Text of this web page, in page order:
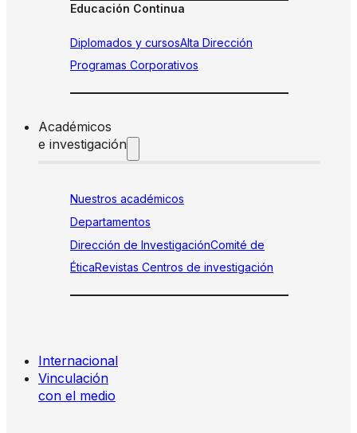
Educación Continua
Diplomados y cursosAlta Dirección
Programas Corporativos
Académicos
e investigación
Nuestros académicos
Departamentos
Dirección de InvestigaciónComité de
ÉticaRevistas Centros de investigación
Internacional
Vinculación
con el medio